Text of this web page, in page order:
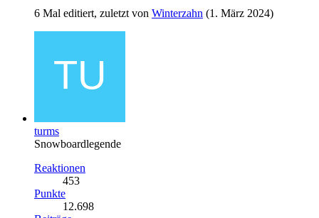
6 Mal editiert, zuletzt von Winterzahn (1. März 2024)
turms
Snowboardlegende
Reaktionen
453
Punkte
12.698